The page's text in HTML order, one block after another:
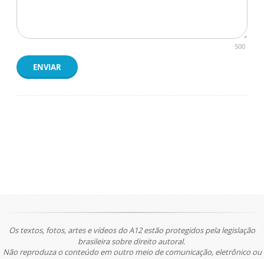
500
ENVIAR
Os textos, fotos, artes e vídeos do A12 estão protegidos pela legislação
brasileira sobre direito autoral.
Não reproduza o conteúdo em outro meio de comunicação, eletrônico ou